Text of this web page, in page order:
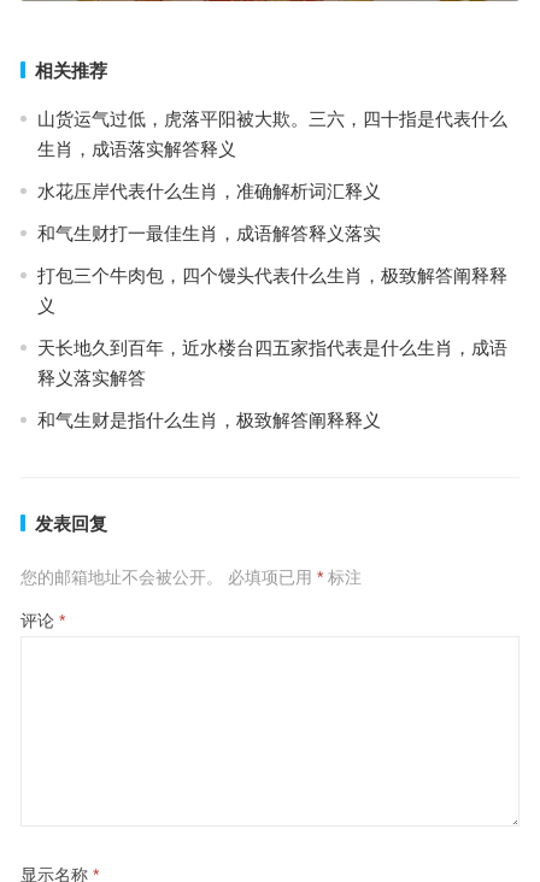
相关推荐
山货运气过低，虎落平阳被大欺。三六，四十指是代表什么
生肖，成语落实解答释义
水花压岸代表什么生肖，准确解析词汇释义
和气生财打一最佳生肖，成语解答释义落实
打包三个牛肉包，四个馒头代表什么生肖，极致解答阐释释
义
天长地久到百年，近水楼台四五家指代表是什么生肖，成语
释义落实解答
和气生财是指什么生肖，极致解答阐释释义
发表回复
您的邮箱地址不会被公开。 必填项已用 *标注
评论 *
显示名称 *